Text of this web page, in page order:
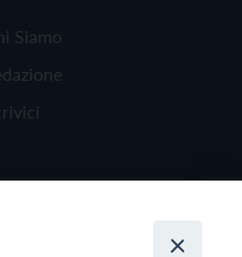
Siamo